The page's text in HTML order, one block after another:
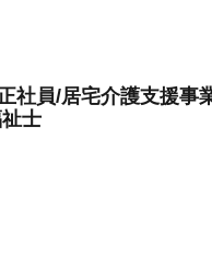
社員/居宅介護支援
士